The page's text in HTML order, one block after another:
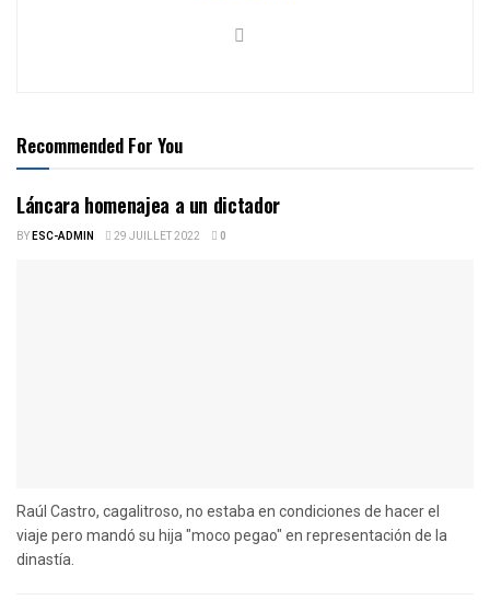
Recommended For You
Láncara homenajea a un dictador
BYESC-ADMIN 29 JUILLET 2022 0
Raúl Castro, cagalitroso, no estaba en condiciones de hacer el
viaje pero mandó su hija "moco pegao" en representación de la
dinastía.